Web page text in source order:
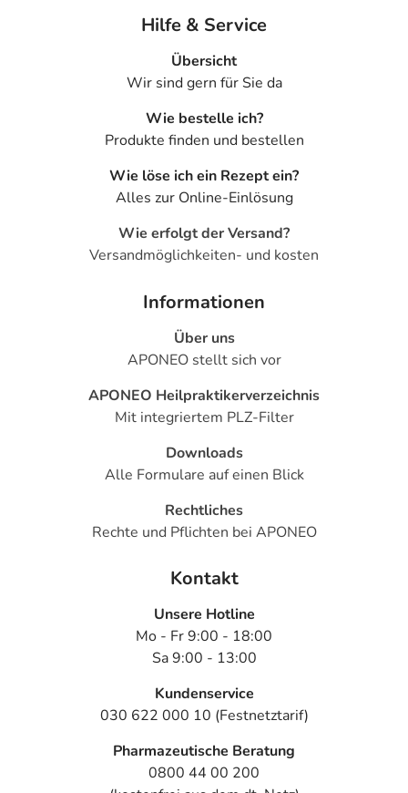
Hilfe & Service
Übersicht
Wir sind gern für Sie da
Wie bestelle ich?
Produkte finden und bestellen
Wie löse ich ein Rezept ein?
Alles zur Online-Einlösung
Wie erfolgt der Versand?
Versandmöglichkeiten- und kosten
Informationen
Über uns
APONEO stellt sich vor
APONEO Heilpraktikerverzeichnis
Mit integriertem PLZ-Filter
Downloads
Alle Formulare auf einen Blick
Rechtliches
Rechte und Pflichten bei APONEO
Kontakt
Unsere Hotline
Mo - Fr 9:00 - 18:00
Sa 9:00 - 13:00
Kundenservice
030 622 000 10 (Festnetztarif)
Pharmazeutische Beratung
0800 44 00 200